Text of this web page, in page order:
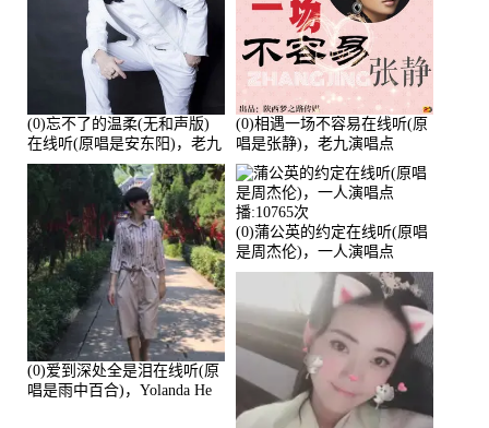
(0)忘不了的温柔(无和声版)
在线听(原唱是安东阳)，老九
演唱点播:17392次
(0)相遇一场不容易在线听(原
唱是张静)，老九演唱点
播:11453次
(0)爱到深处全是泪在线听(原
唱是雨中百合)，Yolanda He
(0)蒲公英的约定在线听(原唱
是周杰伦)，一人演唱点
播:10765次